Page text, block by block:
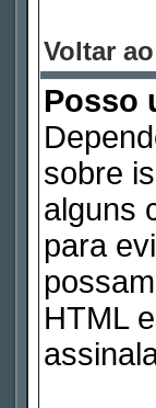
Voltar
Posso
sobre
alguns
para
HTML